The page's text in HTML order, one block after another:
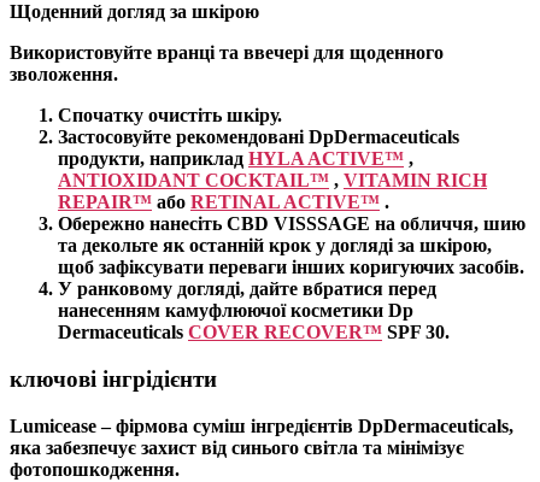
Щоденний догляд за шкірою
Використовуйте вранці та ввечері для щоденного
зволоження.
Спочатку очистіть шкіру.
Застосовуйте рекомендовані DpDermaceuticals
продукти, наприклад HYLA ACTIVE™ ,
ANTIOXIDANT COCKTAIL™ , VITAMIN RICH
REPAIR™ або RETINAL ACTIVE™ .
Обережно нанесіть CBD VISSSAGE на обличчя, шию
та декольте як останній крок у догляді за шкірою,
щоб зафіксувати переваги інших коригуючих засобів.
У ранковому догляді, дайте вбратися перед
нанесенням камуфлюючої косметики Dp
Dermaceuticals COVER RECOVER™ SPF 30.
ключові інгрідієнти
Lumicease– фірмова суміш інгредієнтів DpDermaceuticals,
яка забезпечує захист від синього світла та мінімізує
фотопошкодження.